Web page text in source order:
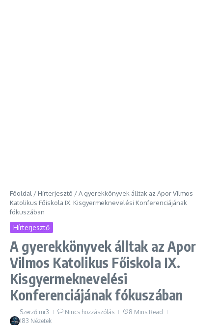
Főoldal / Hírterjesztő /A gyerekkönyvek álltak az Apor Vilmos
Katolikus Főiskola IX. Kisgyermeknevelési Konferenciájának
fókuszában
Hírterjesztő
A gyerekkönyvek álltak az Apor
Vilmos Katolikus Főiskola IX.
Kisgyermeknevelési
Konferenciájának fókuszában
Szerző mr3 Nincs hozzászólás
8 Mins Read
183 Nézetek